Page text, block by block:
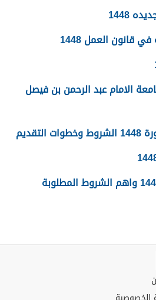
1448
قانون العمل 1448
الامام عبد الرحمن بن فيصل
طريقة اصدار تصريح حج 1448 واهم الشروط المطلوبة